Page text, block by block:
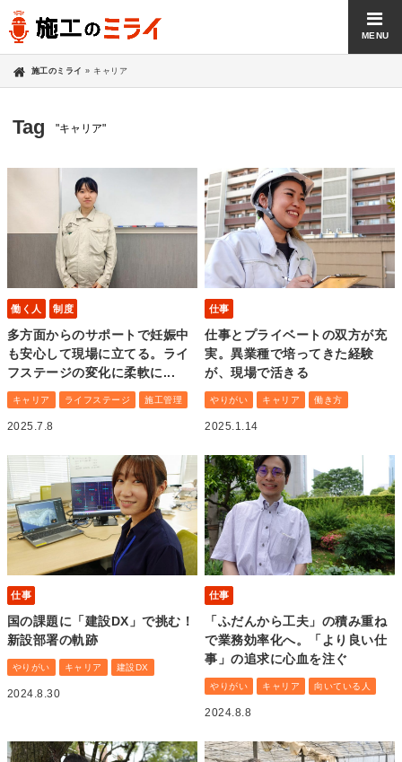
MENU
施工のミライ » キャリア
Tag "キャリア"
働く人 制度
多方面からのサポートで妊娠中
も安心して現場に立てる。ライ
フステージの変化に柔軟に...
キャリア ライフステージ 施工管理
2025.7.8
仕事
仕事とプライベートの双方が充
実。異業種で培ってきた経験
が、現場で活きる
やりがい キャリア 働き方
2025.1.14
仕事
国の課題に「建設DX」で挑む！
新設部署の軌跡
やりがい キャリア 建設DX
2024.8.30
仕事
「ふだんから工夫」の積み重ね
で業務効率化へ。「より良い仕
事」の追求に心血を注ぐ
やりがい キャリア 向いている人
2024.8.8